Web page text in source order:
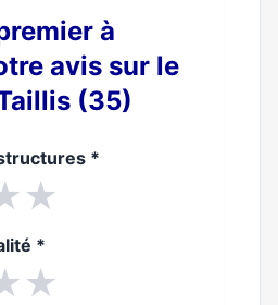
à
avis sur le
(35)
*
★
*
★